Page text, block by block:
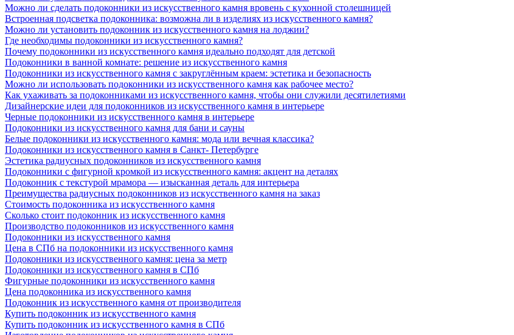
Можно ли сделать подоконники из искусственного камня вровень с кухонной столешницей
Встроенная подсветка подоконника: возможна ли в изделиях из искусственного камня?
Можно ли установить подоконник из искусственного камня на лоджии?
Где необходимы подоконники из искусственного камня?
Почему подоконники из искусственного камня идеально подходят для детской
Подоконники в ванной комнате: решение из искусственного камня
Подоконники из искусственного камня с закруглённым краем: эстетика и безопасность
Можно ли использовать подоконники из искусственного камня как рабочее место?
Как ухаживать за подоконниками из искусственного камня, чтобы они служили десятилетиями
Дизайнерские идеи для подоконников из искусственного камня в интерьере
Черные подоконники из искусственного камня в интерьере
Подоконники из искусственного камня для бани и сауны
Белые подоконники из искусственного камня: мода или вечная классика?
Подоконники из искусственного камня в Санкт- Петербурге
Эстетика радиусных подоконников из искусственного камня
Подоконники с фигурной кромкой из искусственного камня: акцент на деталях
Подоконник с текстурой мрамора — изысканная деталь для интерьера
Преимущества радиусных подоконников из искусственного камня на заказ
Стоимость подоконника из искусственного камня
Сколько стоит подоконник из искусственного камня
Производство подоконников из искусственного камня
Подоконники из искусственного камня
Цена в СПб на подоконники из искусственного камня
Подоконники из искусственного камня: цена за метр
Подоконники из искусственного камня в СПб
Фигурные подоконники из искусственного камня
Цена подоконника из искусственного камня
Подоконник из искусственного камня от производителя
Купить подоконник из искусственного камня
Купить подоконник из искусственного камня в СПб